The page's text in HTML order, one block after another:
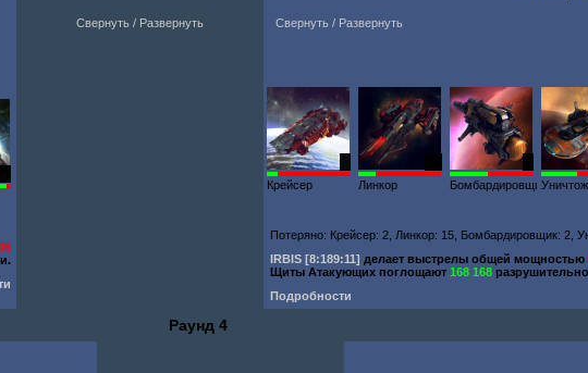
Свернуть / Развернуть Свернуть / Развернуть
Крейсер
Линкор
Бомбардировщик
Потеряно: Крейсер: 2, Линкор: 15, Бомбардировщик: 2,
IRBIS [8:189:11] делает выстрелы общей мощностью
Щиты Атакующих поглощают168 168
Подробности
Раунд 4